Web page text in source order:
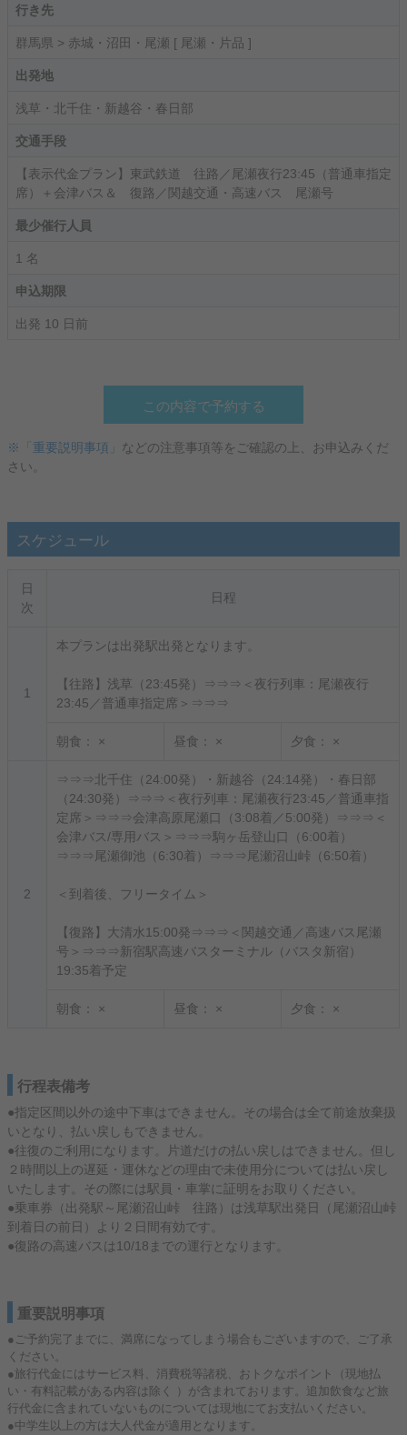
行き先
群馬県 > 赤城・沼田・尾瀬 [ 尾瀬・片品 ]
出発地
浅草・北千住・新越谷・春日部
交通手段
【表示代金プラン】東武鉄道 往路／尾瀬夜行23:45（普通車指定
席）＋会津バス＆ 復路／関越交通・高速バス 尾瀬号
最少催行人員
1 名
申込期限
出発 10 日前
この内容で予約する
※「重要説明事項」 などの注意事項等をご確認の上、お申込みくだ
さい。
スケジュール
日
次
日程
1
本プランは出発駅出発となります。
【往路】浅草（23:45発）⇒⇒⇒＜夜行列車：尾瀬夜行
23:45／普通車指定席＞⇒⇒⇒
朝食： × 昼食： × 夕食： ×
2
⇒⇒⇒北千住（24:00発）・新越谷（24:14発）・春日部
（24:30発）⇒⇒⇒＜夜行列車：尾瀬夜行23:45／普通車指
定席＞⇒⇒⇒会津高原尾瀬口（3:08着／5:00発）⇒⇒⇒＜
会津バス/専用バス＞⇒⇒⇒駒ヶ岳登山口（6:00着）
⇒⇒⇒尾瀬御池（6:30着）⇒⇒⇒尾瀬沼山峠（6:50着）
＜到着後、フリータイム＞
【復路】大清水15:00発⇒⇒⇒＜関越交通／高速バス尾瀬
号＞⇒⇒⇒新宿駅高速バスターミナル（バスタ新宿）
19:35着予定
朝食： × 昼食： × 夕食： ×
行程表備考
●指定区間以外の途中下車はできません。その場合は全て前途放棄扱
いとなり、払い戻しもできません。
●往復のご利用になります。片道だけの払い戻しはできません。但し
２時間以上の遅延・運休などの理由で未使用分については払い戻し
いたします。その際には駅員・車掌に証明をお取りください。
●乗車券（出発駅～尾瀬沼山峠 往路）は浅草駅出発日（尾瀬沼山峠
到着日の前日）より２日間有効です。
●復路の高速バスは10/18までの運行となります。
重要説明事項
●ご予約完了までに、満席になってしまう場合もございますので、ご了承
ください。
●旅行代金にはサービス料、消費税等諸税、おトクなポイント（現地払
い・有料記載がある内容は除く ）が含まれております。追加飲食など旅
行代金に含まれていないものについては現地にてお支払いください。
●中学生以上の方は大人代金が適用となります。